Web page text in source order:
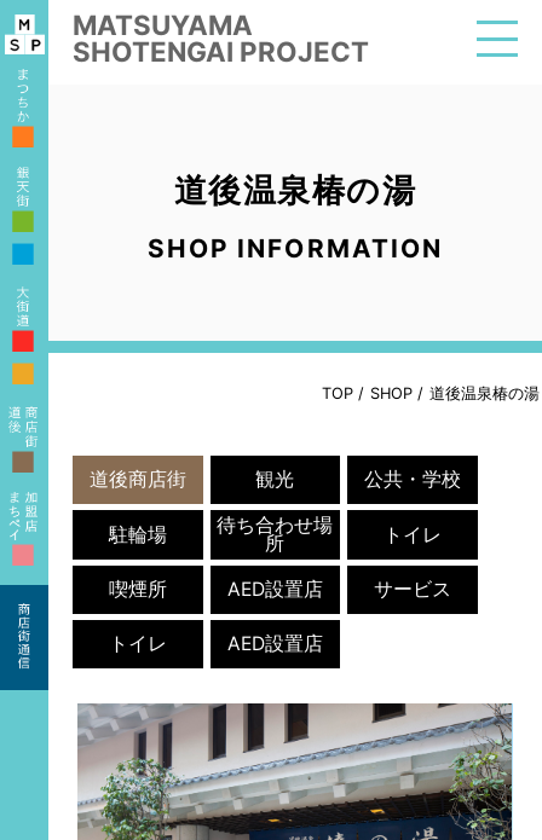
MATSUYAMA
SHOTENGAI PROJECT
■
■
■
■
■
■
■
道後温泉椿の湯
SHOP INFORMATION
TOP / SHOP / 道後温泉椿の湯
道後商店街 観光 公共・学校
駐輪場 待ち合わせ場
所 トイレ
喫煙所 AED設置店 サービス
トイレ AED設置店